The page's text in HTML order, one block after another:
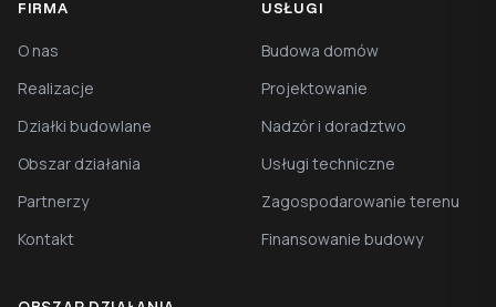
FIRMA
O nas
Realizacje
Działki budowlane
Obszar działania
Partnerzy
Kontakt
USŁUGI
Budowa domów
Projektowanie
Nadzór i doradztwo
Usługi techniczne
Zagospodarowanie terenu
Finansowanie budowy